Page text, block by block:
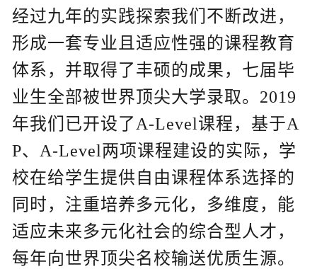
经过九年的实践探索我们不断改进，
形成一套专业且适应性强的课程教育
体系，并取得了丰硕的成果，七届毕
业生全部被世界顶尖大学录取。2019
年我们已开设了A-Level课程，基于A
P、A-Level两项课程建设的实际，学
校在给学生提供自由课程体系选择的
同时，注重培养多元化，多维度，能
适应未来多元化社会的综合型人才，
每年向世界顶尖名校输送优质生源。